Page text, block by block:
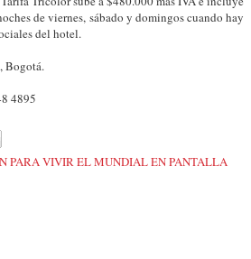
de viernes, sábado y domingos cuando hay
del hotel.
Bogotá.
4895
PARA VIVIR EL MUNDIAL EN PANTALLA